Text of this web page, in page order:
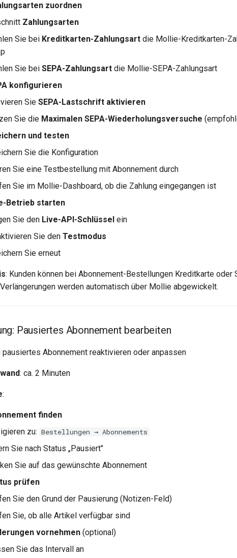
zuordnen
Zahlungsarten
Sie bei Kreditkarten-Zahlungsart die Mollie-Kreditkarten-
Sie bei SEPA-Zahlungsart die Mollie-SEPA-Zahlungsart
konfigurieren
Sie SEPA-Lastschrift aktivieren
Sie die Maximalen SEPA-Wiederholungsversuche
und testen
Sie die Konfiguration
Sie eine Testbestellung mit Abonnement durch
Sie im Mollie-Dashboard, ob die Zahlung eingegangen ist
Betrieb starten
Sie den Live-API-Schlüssel ein
Sie den Testmodus
Sie erneut
: Kunden können bei Abonnement-Bestellungen Kreditkarte oder
werden automatisch über Mollie abgewickelt.
Pausiertes Abonnement bearbeiten
pausiertes Abonnement reaktivieren oder anpassen
: ca. 2 Minuten
:
finden
zu: Bestellungen → Abonnements
Sie nach Status „Pausiert"
Sie auf das gewünschte Abonnement
prüfen
Sie den Grund der Pausierung (Notizen-Feld)
Sie, ob alle Artikel verfügbar sind
vornehmen (optional)
Sie das Intervall an